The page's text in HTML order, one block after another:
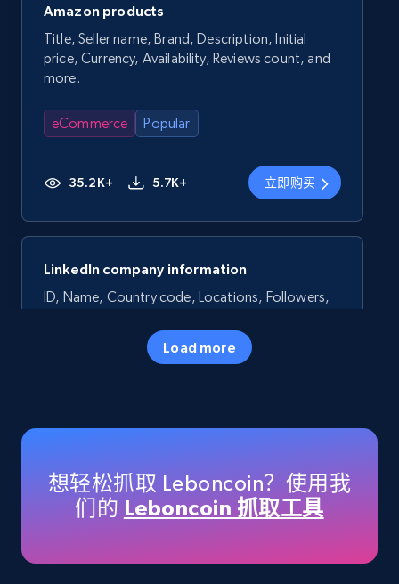
Amazon products
Title, Seller name, Brand, Description, Initial
price, Currency, Availability, Reviews count, and
more.
eCommerce Popular
35.2K+ 5.7K+ 立即购买
LinkedIn company information
ID, Name, Country code, Locations, Followers,
Load more
想轻松抓取 Leboncoin？使用我
们的 Leboncoin 抓取工具